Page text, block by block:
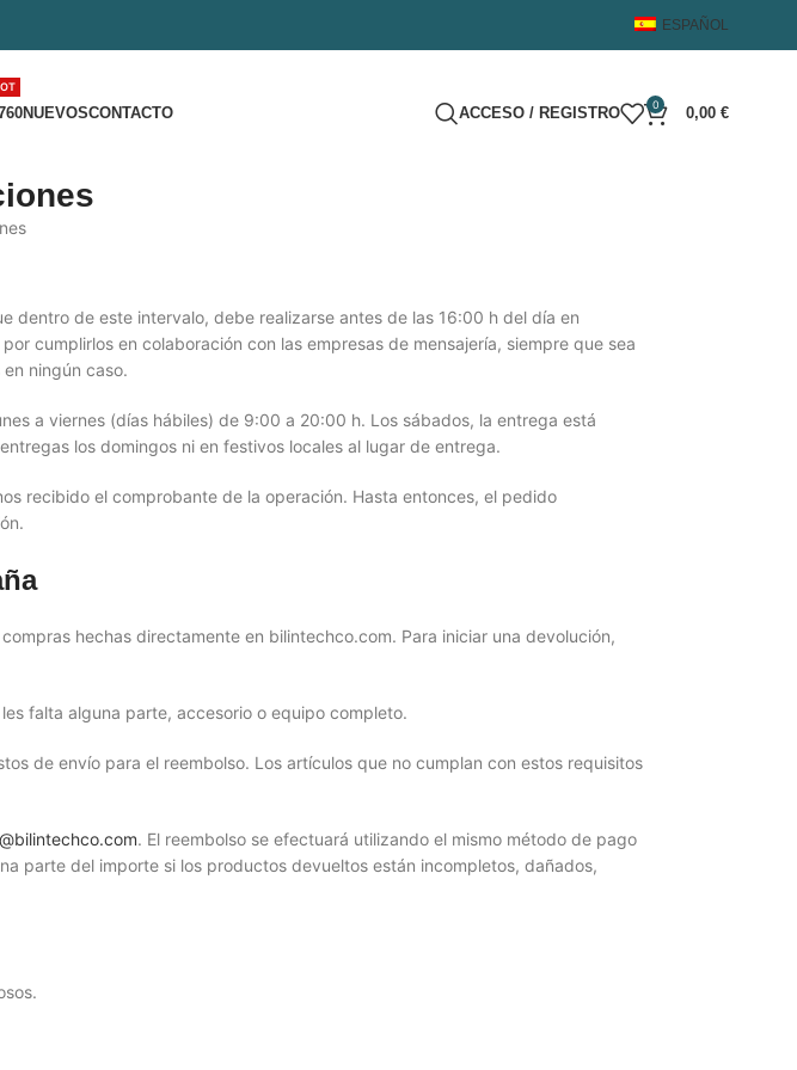
ESPAÑOL
NUEVOSCONTACTO ACCESO / REGISTRO 0 0,00 €
dentro de este intervalo, debe realizarse antes de las 16:00 h del día en
cumplirlos en colaboración con las empresas de mensajería, siempre que sea
ningún caso.
a viernes (días hábiles) de 9:00 a 20:00 h. Los sábados, la entrega está
los domingos ni en festivos locales al lugar de entrega.
recibido el comprobante de la operación. Hasta entonces, el pedido
hechas directamente en bilintechco.com. Para iniciar una devolución,
falta alguna parte, accesorio o equipo completo.
de envío para el reembolso. Los artículos que no cumplan con estos requisitos
. El reembolso se efectuará utilizando el mismo método de pago
parte del importe si los productos devueltos están incompletos, dañados,